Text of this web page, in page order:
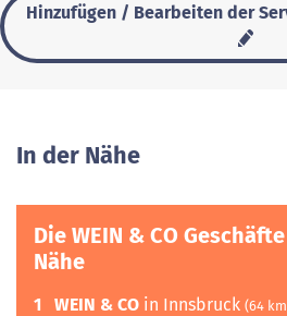
Hinzufügen / Bearbeiten der
In der Nähe
Die WEIN & CO
Nähe
1 WEIN & CO in Innsbruck (64